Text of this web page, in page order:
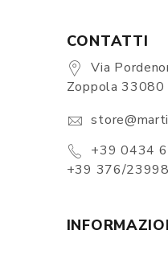
CONTATTI
Via
Zoppola
+39 0434
+39 376/